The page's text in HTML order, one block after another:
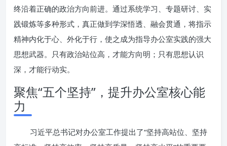
终沿着正确的政治方向前进。通过系统学习、专题研讨、实
践锻炼等多种形式，真正做到学深悟透、融会贯通，将指示
精神内化于心、外化于行，使之成为指导办公室实践的强大
思想武器。只有政治站位高，才能方向明；只有思想认识
深，才能行动实。
聚焦“五个坚持”，提升办公室核心能
力
习近平总书记对办公室工作提出了“坚持高站位、坚持